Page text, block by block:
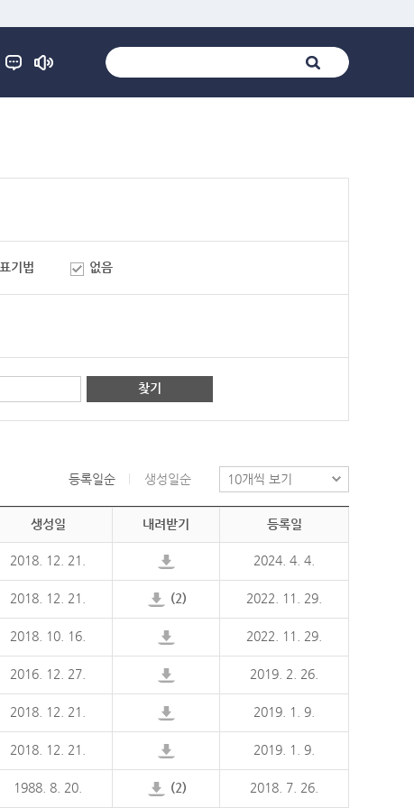
기법 없음
찾기
등록일순 생성일순
생성일 내려받기 등록일
2018. 12. 21. 2024. 4. 4.
2018. 12. 21. (2) 2022. 11. 29.
2018. 10. 16. 2022. 11. 29.
2016. 12. 27. 2019. 2. 26.
2018. 12. 21. 2019. 1. 9.
2018. 12. 21. 2019. 1. 9.
1988. 8. 20. (2) 2018. 7. 26.